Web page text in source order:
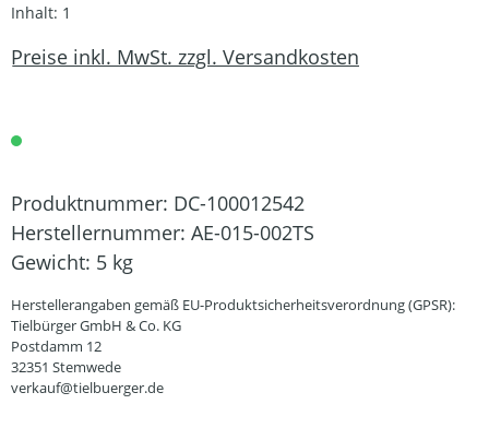
Inhalt: 1
Preise inkl. MwSt. zzgl. Versandkosten
Produktnummer: DC-100012542
Herstellernummer: AE-015-002TS
Gewicht: 5 kg
Herstellerangaben gemäß EU-Produktsicherheitsverordnung (GPSR):
Tielbürger GmbH & Co. KG
Postdamm 12
32351 Stemwede
verkauf@tielbuerger.de